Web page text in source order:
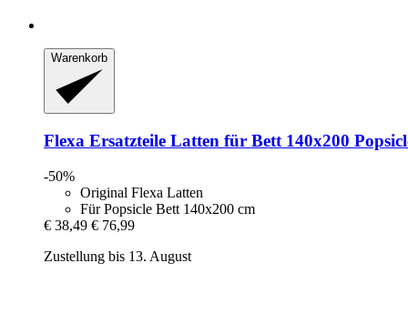
Warenkorb
Flexa Ersatzteile Latten für Bett 140x200
-50%
Original Flexa Latten
Für Popsicle Bett 140x200 cm
€ 38,49 € 76,99
Zustellung bis 13. August